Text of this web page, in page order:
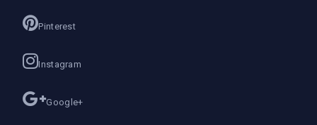
Pinterest
Instagram
Google+